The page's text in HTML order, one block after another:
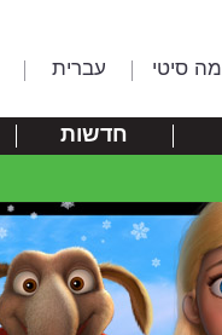
סיטי עברית
חדשות